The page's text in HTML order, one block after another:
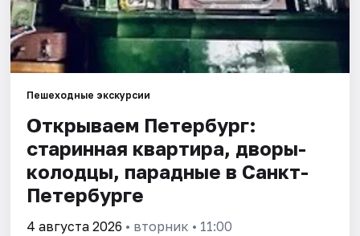
Площадки
Артисты
Пешеходные экскурсии
Открываем Петербург:
старинная квартира, дворы-
колодцы, парадные в Санкт-
Петербурге
4 августа 2026 • вторник • 11:00